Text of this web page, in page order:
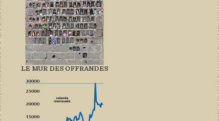
LE MUR DES OFFRANDES